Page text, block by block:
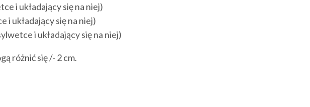
i układający się na niej)
i układający się na niej)
i układający się na niej)
różnić się /- 2 cm.